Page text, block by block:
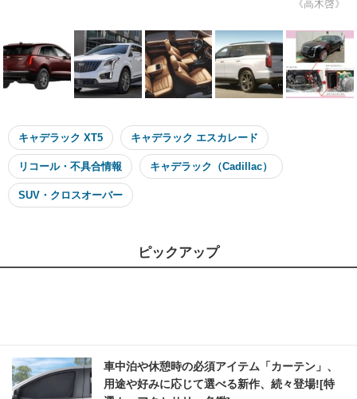
《高木啓》
キャデラック XT5 キャデラック エスカレード
リコール・不具合情報 キャデラック（Cadillac）
SUV・クロスオーバー
ピックアップ
車中泊や休憩時の必須アイテム「カーテン」、
用途や好みに応じて選べる新作、続々登場![特